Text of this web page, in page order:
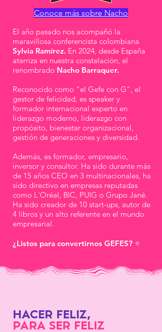
Conoce más sobre Nacho
El año pasado nos acompañó la
maravillosa conferencista colombiana
Sylvia Ramírez. En 2024, desde España
aterriza en nuestra constelación, el
renombrado Nacho Barraquer.
Reconocido como “el Gefe con G”, el
gestor de felicidad, es speaker y
formador internacional experto en
liderazgo moderno, liderazgo con
propósito, bienestar organizacional,
gestión de generaciones y diversidad.
Además, es formador, empresario,
inversor y consultor. Ha sido durante más
de 15 años CEO en 3 multinacionales, ha
sido directivo en empresas reputadas
como L´Oréal, BIC, PUIG o Grupo Jané.
Ha sido creador de 10 start-ups, autor de
4 libros y un alto referente en el mundo
empresarial.
¿Listos para convertirnos GEFES? ⭐
HACER FELIZ,
PARA SER FELIZ